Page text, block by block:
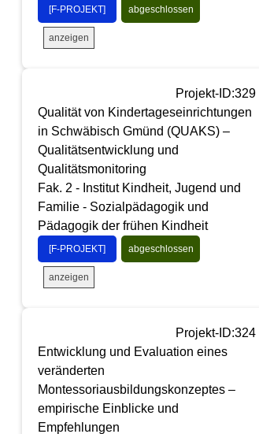
[F-PROJEKT] abgeschlossen
anzeigen
Projekt-ID:329
Qualität von Kindertageseinrichtungen
in Schwäbisch Gmünd (QUAKS) –
Qualitätsentwicklung und
Qualitätsmonitoring
Fak. 2 - Institut Kindheit, Jugend und
Familie - Sozialpädagogik und
Pädagogik der frühen Kindheit
[F-PROJEKT] abgeschlossen
anzeigen
Projekt-ID:324
Entwicklung und Evaluation eines
veränderten
Montessoriausbildungskonzeptes –
empirische Einblicke und
Empfehlungen